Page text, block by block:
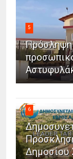
5
Πρόσληψη
6
Δημοσίου